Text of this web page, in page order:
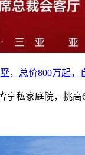
，总价800万起，
享私家庭院，挑高